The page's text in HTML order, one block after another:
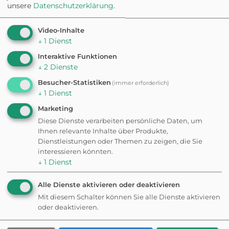
Im Wald
Wege im Schatten, viel zu schnüffeln
Schnüffel-Tour
Langsam, mit vielen Stationen
unsere Datenschutzerklärung.
Video-Inhalte
↓ 1 Dienst
Interaktive Funktionen
↓ 2 Dienste
Besucher-Statistiken (immer erforderlich)
↓ 1 Dienst
Marketing
Diese Dienste verarbeiten persönliche Daten, um
Ihnen relevante Inhalte über Produkte,
Dienstleistungen oder Themen zu zeigen, die Sie
interessieren könnten.
↓ 1 Dienst
Alle Dienste aktivieren oder deaktivieren
Mit diesem Schalter können Sie alle Dienste aktivieren
oder deaktivieren.